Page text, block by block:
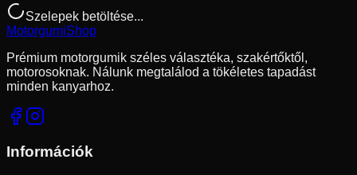
Szelepek betöltése...
MotorgumiShop
Prémium motorgumik széles választéka, szakértőktől,
motorosoknak. Nálunk megtalálod a tökéletes tapadást
minden kanyarhoz.
Információk